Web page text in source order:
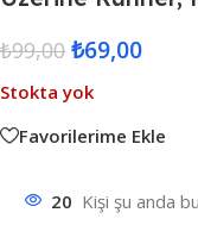
₺99,00 ₺69,00
Stokta yok
Favorilerime Ekle
20 Kişi şu anda